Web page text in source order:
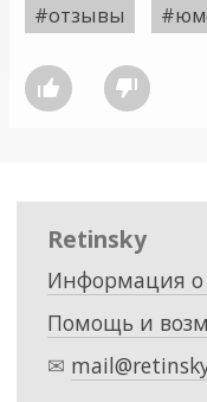
#отзывы
 
Retinsky
Информация о
Помощь и
✉